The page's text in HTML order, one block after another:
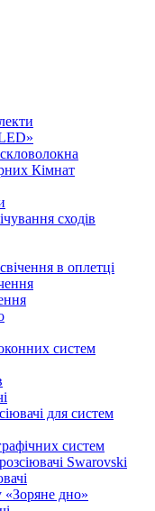
Кімнат
сходів
в оплетці
систем
для систем
систем
Swarovski
«Зоряне дно»